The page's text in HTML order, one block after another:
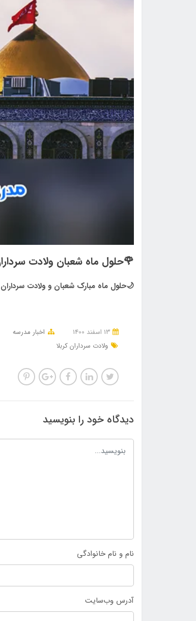
🌹حلول ماه شعبان ولادت
🌙حلول ماه مبارک شعبان و ولادت
اخبار مدرسه
ولادت سرداران کربلا
دیدگاه خود را بنویسید
نام و نام خانوادگی
آدرس وب‌سایت